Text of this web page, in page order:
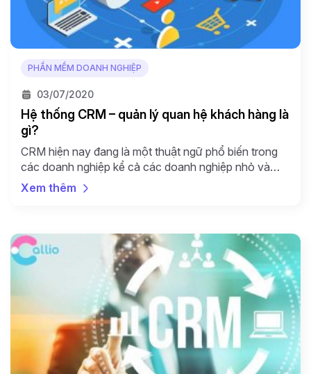
PHẦN MỀM DOANH NGHIỆP
03/07/2020
Hệ thống CRM – quản lý quan hệ khách hàng là
gì?
CRM hiện nay đang là một thuật ngữ phổ biến trong
các doanh nghiệp kể cả các doanh nghiệp nhỏ và
vừa. Cùng Callio tìm hiểu về định nghĩa CRM là gì và
mục tiêu của CRM. Định nghĩa CRM là gì? CRM là gì?
Xem thêm